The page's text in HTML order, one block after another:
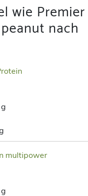
wie Premier
nach
multipower